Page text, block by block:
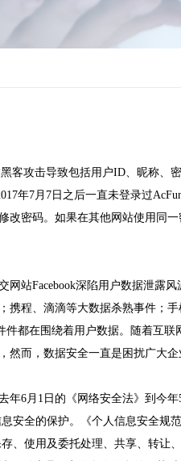
客攻击导致包括用户ID、昵称、
年7月7日之后一直未登录过
改密码。如果在其他网站使用同
网站Facebook深陷用户数据泄露
携程、滴滴等大数据杀熟事件；手
都在围绕着用户数据。随着互联
然而，数据安全一直是困扰广大
年6月1日的《网络安全法》到今
安全的保护。《个人信息安全规
、使用及委托处理、共享、转让